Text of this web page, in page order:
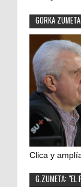
GORKA
Clica y
G.ZUMETA: "EL